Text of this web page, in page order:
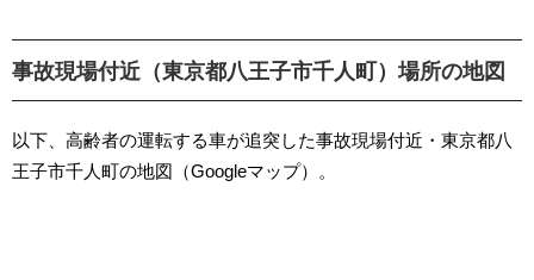
事故現場付近（東京都八王子市千人町）場所の地図
以下、高齢者の運転する車が追突した事故現場付近・東京都八
王子市千人町の地図（Googleマップ）。